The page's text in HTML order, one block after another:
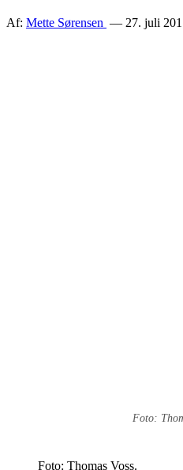
Af: Mette Sørensen — 27. juli
Foto:
Foto: Thomas Voss.